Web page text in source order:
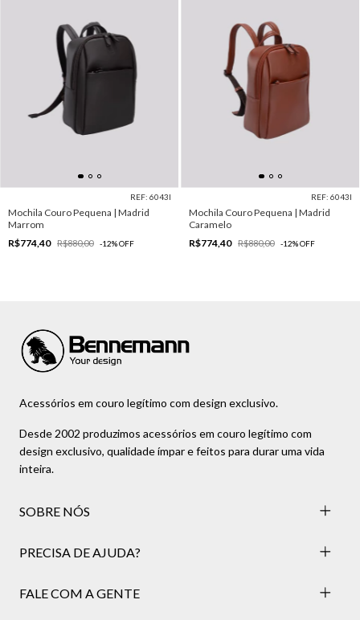
REF: 6043I
Mochila Couro Pequena | Madrid
Marrom
R$774,40
R$880,00 -12%OFF
REF: 6043I
Mochila Couro Pequena | Madrid
Caramelo
R$774,40
R$880,00 -12%OFF
Acessórios em couro legítimo com design exclusivo.
Desde 2002 produzimos acessórios em couro legítimo com
design exclusivo, qualidade ímpar e feitos para durar uma vida
inteira.
SOBRE NÓS
PRECISA DE AJUDA?
FALE COM A GENTE